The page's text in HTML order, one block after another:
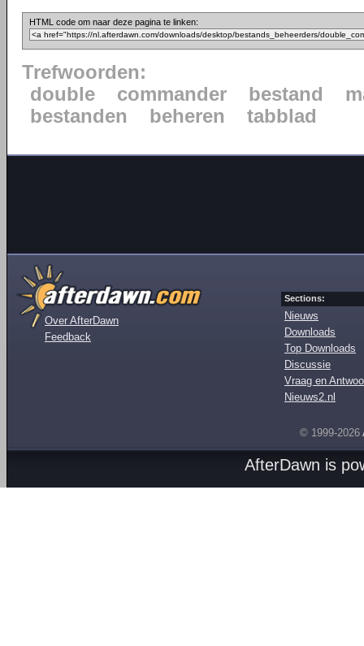
HTML code om naar deze pagina te linken:
Trefwoorden:
double
commander bestand
bestanden
beheren tabblad
Over AfterDawn
Feedback
Sections:
Nieuws
Downloads
Top Downloads
Discussie
Vraag en
Nieuws2.nl
© 1999-2026
AfterDawn is